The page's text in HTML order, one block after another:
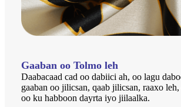
Gaaban oo Tolmo leh
Daabacaad cad oo dabiici ah, oo lagu
gaaban oo jilicsan, qaab jilicsan, raaxo
oo ku habboon dayrta iyo jiilaalka.